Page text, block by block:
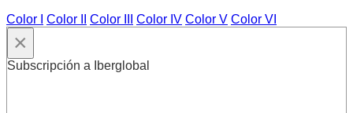
Color I
Color II Color III Color IV Color V Color VI
×
Subscripción a Iberglobal